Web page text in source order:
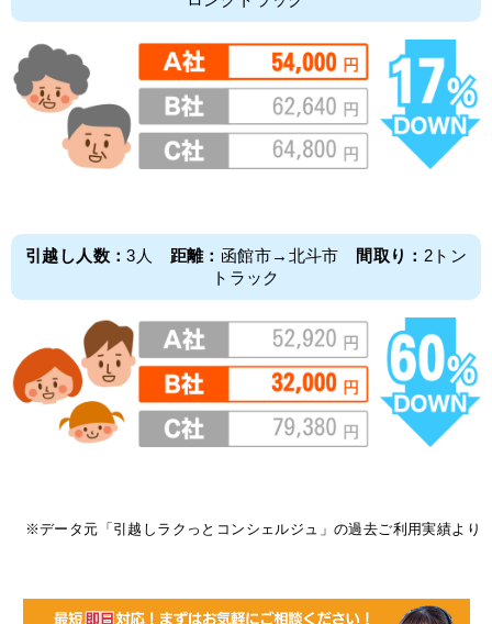
引越し人数：3人 距離： 函館市→北斗市 間取り： 2トン
トラック
※データ元「引越しラクっとコンシェルジュ」の過去ご利用実績より